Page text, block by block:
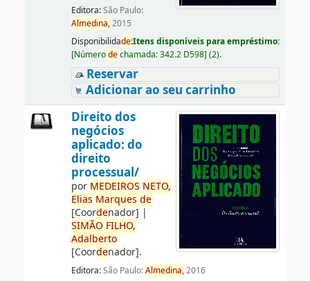
Editora:São Paulo:
Almedina,2015
Disponibilidade:Itens disponíveis para empréstimo:
[Númerodechamada:342.2 D598] (2).
Reservar
Adicionar ao seu carrinho
Direito dos
negócios
aplicado: do
direito
processual/
por MEDEIROS NETO,
Elias Marques de
[Coordenador] |
SIMÃO FILHO,
Adalberto
[Coordenador].
Editora:São Paulo:Almedina,2016